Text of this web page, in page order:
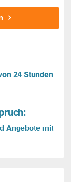
24 Stunden
Angebote mit